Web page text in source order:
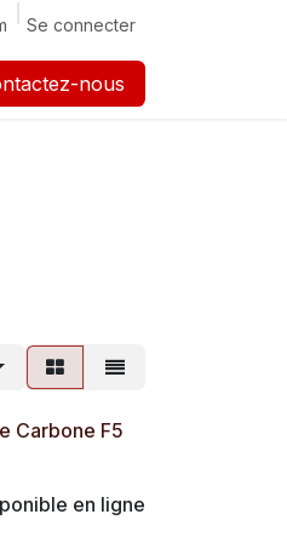
Se connecter
nous​​
Carbone F5
en ligne